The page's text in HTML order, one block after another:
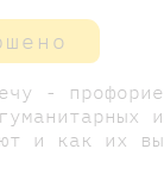
-
и как их